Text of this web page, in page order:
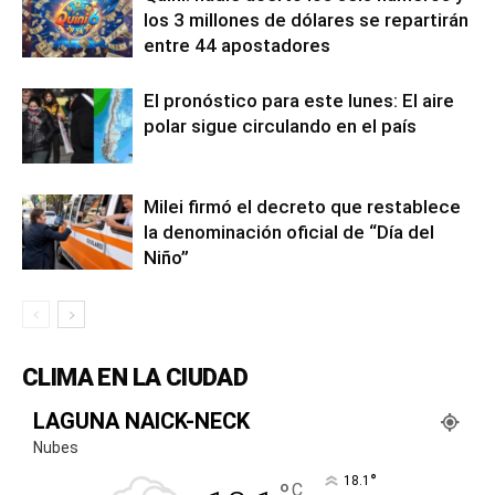
los 3 millones de dólares se repartirán
entre 44 apostadores
El pronóstico para este lunes: El aire
polar sigue circulando en el país
Milei firmó el decreto que restablece
la denominación oficial de “Día del
Niño”
CLIMA EN LA CIUDAD
LAGUNA NAICK-NECK
Nubes
C 18.1 °